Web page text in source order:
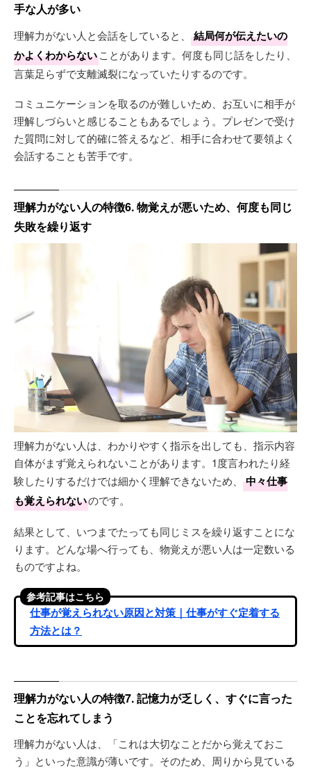
手な人が多い
理解力がない人と会話をしていると、
結局何が伝えたいの
かよくわからないことがあります。何度も同じ話をしたり、
言葉足らずで支離滅裂になっていたりするのです。
コミュニケーションを取るのが難しいため、お互いに相手が
理解しづらいと感じることもあるでしょう。プレゼンで受け
た質問に対して的確に答えるなど、相手に合わせて要領よく
会話することも苦手です。
理解力がない人の特徴6. 物覚えが悪いため、何度も同じ
失敗を繰り返す
理解力がない人は、わかりやすく指示を出しても、指示内容
自体がまず覚えられないことがあります。1度言われたり経
験したりするだけでは細かく理解できないため、
中々仕事
も覚えられないのです。
結果として、いつまでたっても同じミスを繰り返すことにな
ります。どんな場へ行っても、物覚えが悪い人は一定数いる
ものですよね。
参考記事はこちら
仕事が覚えられない原因と対策｜仕事がすぐ定着する
方法とは？
理解力がない人の特徴7. 記憶力が乏しく、すぐに言った
ことを忘れてしまう
理解力がない人は、「これは大切なことだから覚えておこ
う」といった意識が薄いです。そのため、周りから見ている